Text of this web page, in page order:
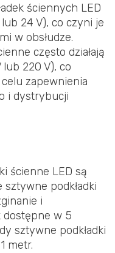
ściennych LED
lub 24 V), co czyni je
w obsłudze.
często działają
lub 220 V), co
zapewnienia
i dystrybucji
ścienne LED są
podkładki
i
dostępne w 5
sztywne podkładki
metr.